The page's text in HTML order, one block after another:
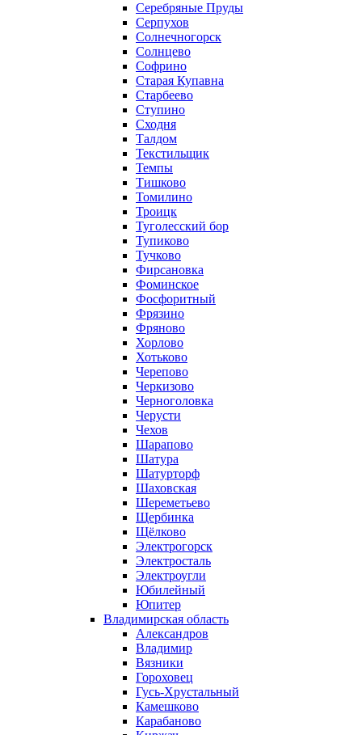
Серебряные Пруды
Серпухов
Солнечногорск
Солнцево
Софрино
Старая Купавна
Старбеево
Ступино
Сходня
Талдом
Текстильщик
Темпы
Тишково
Томилино
Троицк
Туголесский бор
Тупиково
Тучково
Фирсановка
Фоминское
Фосфоритный
Фрязино
Фряново
Хорлово
Хотьково
Черепово
Черкизово
Черноголовка
Черусти
Чехов
Шарапово
Шатура
Шатурторф
Шаховская
Шереметьево
Щербинка
Щёлково
Электрогорск
Электросталь
Электроугли
Юбилейный
Юпитер
Владимирская область
Александров
Владимир
Вязники
Гороховец
Гусь-Хрустальный
Камешково
Карабаново